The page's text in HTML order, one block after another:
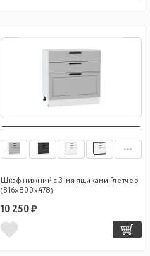
Шкаф нижний с 3-мя ящиками Глетчер
(816х800х478)
10 250 ₽